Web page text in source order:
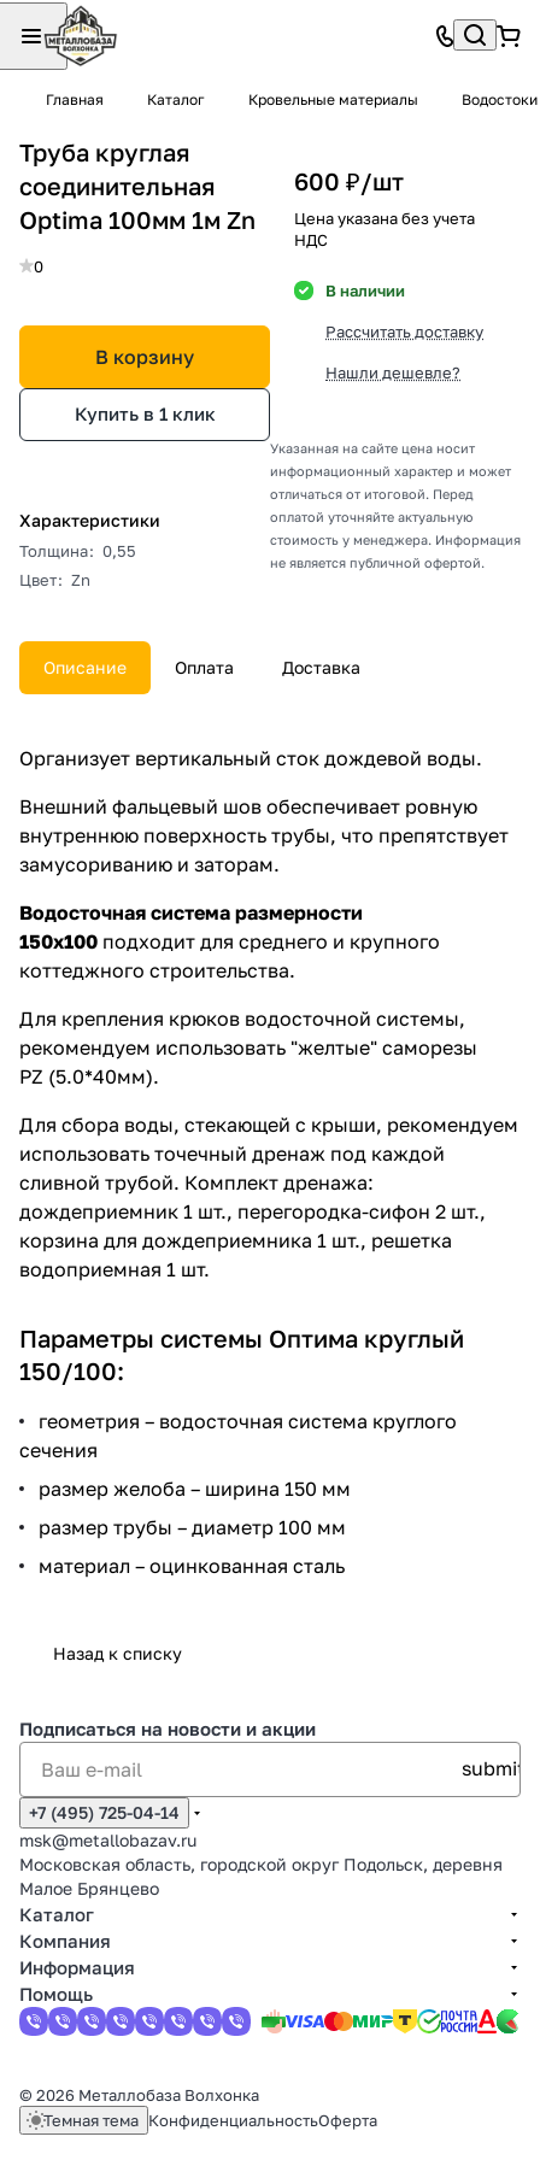
Главная Каталог Кровельные материалы Водостоки
Труба круглая
соединительная
Optima 100мм 1м Zn
0
В корзину
Купить в 1 клик
Характеристики
Толщина: 0,55
Цвет: Zn
600 ₽/шт
Цена указана без учета
НДС
В наличии
Рассчитать доставку
Нашли дешевле?
Указанная на сайте цена носит
информационный характер и может
отличаться от итоговой. Перед
оплатой уточняйте актуальную
стоимость у менеджера. Информация
не является публичной офертой.
Описание Оплата Доставка
Организует вертикальный сток дождевой воды.
Внешний фальцевый шов обеспечивает ровную
внутреннюю поверхность трубы, что препятствует
замусориванию и заторам.
Водосточная система размерности
150х100 подходит для среднего и крупного
коттеджного строительства.
Для крепления крюков водосточной системы,
рекомендуем использовать "желтые" саморезы
PZ (5.0*40мм).
Для сбора воды, стекающей с крыши, рекомендуем
использовать точечный дренаж под каждой
сливной трубой. Комплект дренажа:
дождеприемник 1 шт., перегородка-сифон 2 шт.,
корзина для дождеприемника 1 шт., решетка
водоприемная 1 шт.
Параметры системы Оптима круглый
150/100:
геометрия – водосточная система круглого
сечения
размер желоба – ширина 150 мм
размер трубы – диаметр 100 мм
материал – оцинкованная сталь
Назад к списку
Подписаться на новости и акции
+7 (495) 725-04-14
msk@metallobazav.ru
Московская область, городской округ Подольск, деревня
Малое Брянцево
Каталог
Компания
Информация
Помощь
© 2026 Металлобаза Волхонка
Темная тема КонфиденциальностьОферта